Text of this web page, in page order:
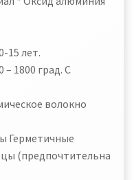
15 лет.
1800 град. C
волокно
Герметичные
(предпочтительна